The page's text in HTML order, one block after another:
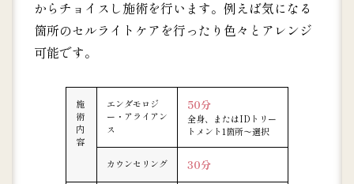
からチョイスし施術を行います。例えば気になる
箇所のセルライトケアを行ったり色々とアレンジ
可能です。
施
術
内
容
エンダモロジ
ー・アライアン
ス
50分
全身、またはIDトリー
トメント1箇所～選択
カウンセリング 30分